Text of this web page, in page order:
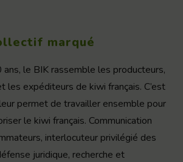
marqué
le BIK rassemble les producteurs,
les expéditeurs de kiwi français. C’est
permet de travailler ensemble pour
le kiwi français. Communication
interlocuteur privilégié des
juridique, recherche et